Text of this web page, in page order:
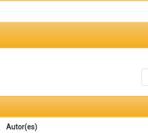
Autor(es)